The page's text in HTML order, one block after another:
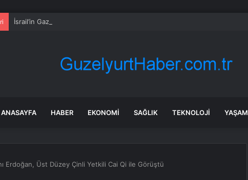
İsrail’in Gazze saldırıları bitmiyor: 11 ölü
ANASAYFA HABER EKONOMI SAĞLIK TEKNOLOJI YAŞAM
Erdoğan, Üst Düzey Çinli Yetkili Cai Qi ile Görüştü